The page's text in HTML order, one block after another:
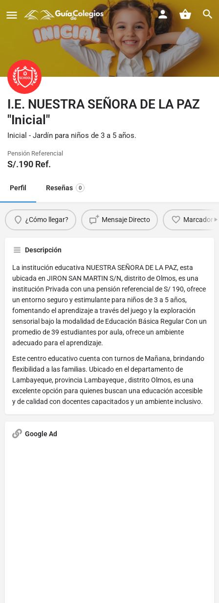
I.E. NUESTRA SEÑORA DE LA PAZ
"Inicial"
Inicial - Jardín para niños de 3 a 5 años.
Pensión Referencial
S/.190 Ref.
Perfil Reseñas 0
¿Cómo llegar? Mensaje Directo Marcador
Descripción
La institución educativa NUESTRA SEÑORA DE LA PAZ, esta
ubicada en JIRON SAN MARTIN S/N, distrito de Olmos, es una
institución Privada con una pensión referencial de S/ 190, ofrece
un entorno seguro y estimulante para niños de 3 a 5 años,
fomentando el aprendizaje a través del juego y la exploración
sensorial bajo la modalidad de Educación Básica Regular Con un
promedio de 39 estudiantes por aula, ofrece un ambiente
adecuado para el aprendizaje.
Este centro educativo cuenta con turnos de Mañana, brindando
flexibilidad a las familias. Ubicado en el departamento de
Lambayeque, provincia Lambayeque , distrito Olmos, es una
excelente opción para quienes buscan una educación accesible
y de calidad con docentes capacitados y un ambiente inclusivo.
Google Ad